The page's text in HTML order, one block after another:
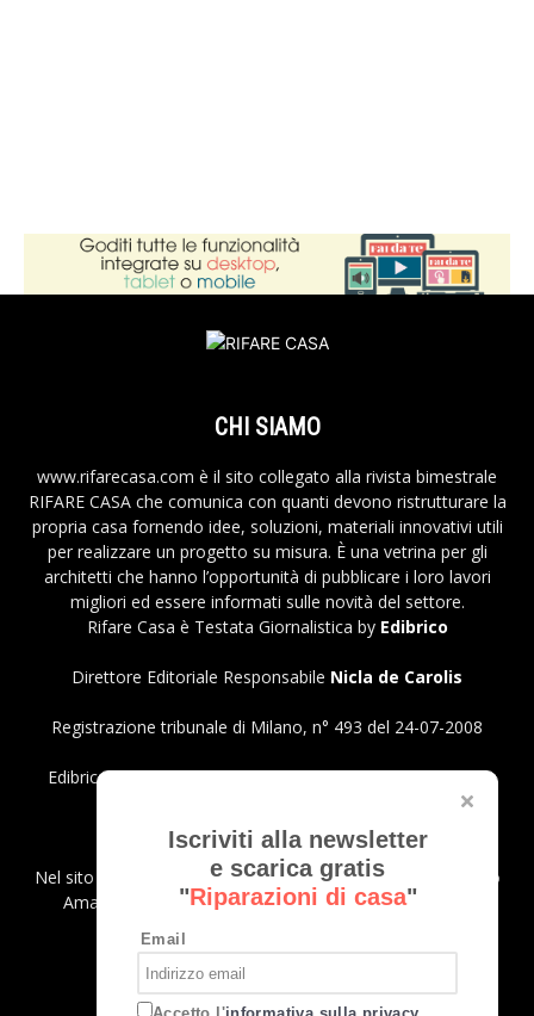
Iscriviti alla newsletter
e scarica gratis
"Riparazioni di casa"
Email
CHI SIAMO
www.rifarecasa.com è il sito collegato alla rivista bimestrale
RIFARE CASA che comunica con quanti devono ristrutturare la
propria casa fornendo idee, soluzioni, materiali innovativi utili
per realizzare un progetto su misura. È una vetrina per gli
architetti che hanno l’opportunità di pubblicare i loro lavori
migliori ed essere informati sulle novità del settore.
Rifare Casa è Testata Giornalistica by Edibrico
Direttore Editoriale Responsabile Nicla de Carolis
Registrazione tribunale di Milano, n° 493 del 24-07-2008
Edibrico srl - Viale Emilio Caldara, 44 - 20122 Milano P.iva
Privacy Policy
Nel sito sono presenti prodotti Amazon; in qualità di Affiliato
Amazon riceviamo un guadagno dagli acquisti idonei.
SEGUICI